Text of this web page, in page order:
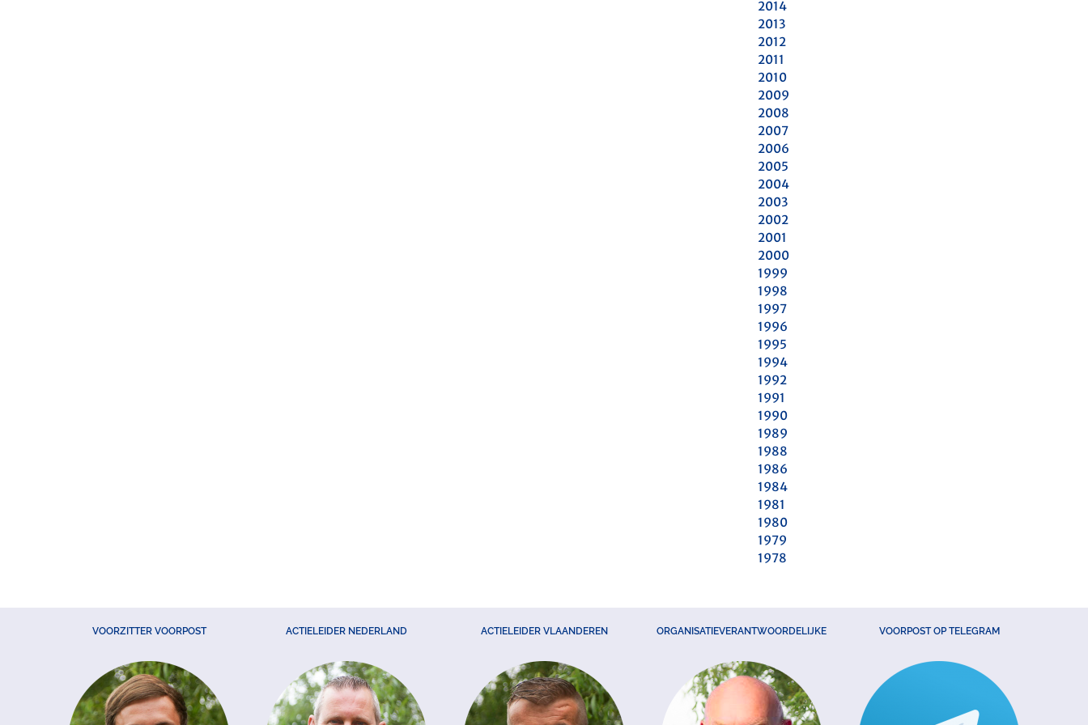
2014
2013
2012
2011
2010
2009
2008
2007
2006
2005
2004
2003
2002
2001
2000
1999
1998
1997
1996
1995
1994
1992
1991
1990
1989
1988
1986
1984
1981
1980
1979
1978
VOORZITTER VOORPOST ACTIELEIDER NEDERLAND ACTIELEIDER VLAANDEREN ORGANISATIEVERANTWOORDELIJKE VOORPOST OP TELEGRAM